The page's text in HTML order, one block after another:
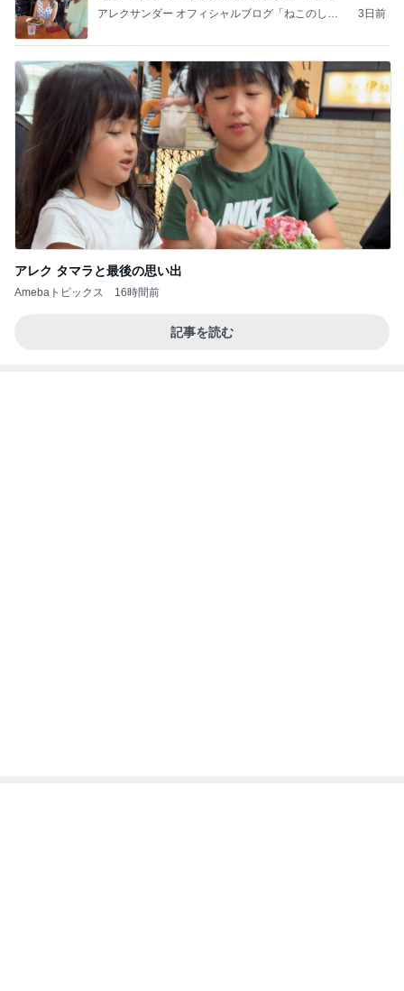
アレクサンダー オフィシャルブログ「ねこのしっ
3日前
アレク タマラと最後の思い出
Amebaトピックス 16時間前
記事を読む